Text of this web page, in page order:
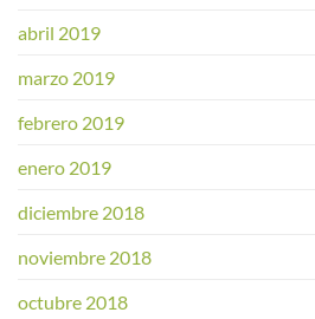
abril 2019
marzo 2019
febrero 2019
enero 2019
diciembre 2018
noviembre 2018
octubre 2018